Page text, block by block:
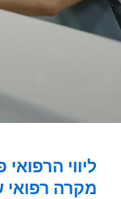
ליווי
מקרה